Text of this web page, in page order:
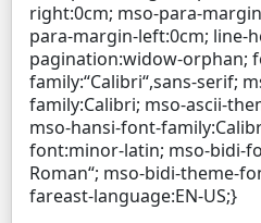
right:0cm; mso-para-
para-margin-left:0cm; line-
pagination:widow-orphan;
family:“Calibri“,sans-serif;
family:Calibri; mso-ascii-
mso-hansi-font-
font:minor-latin; mso-bidi-
Roman“; mso-bidi-theme-
fareast-language:EN-US;}